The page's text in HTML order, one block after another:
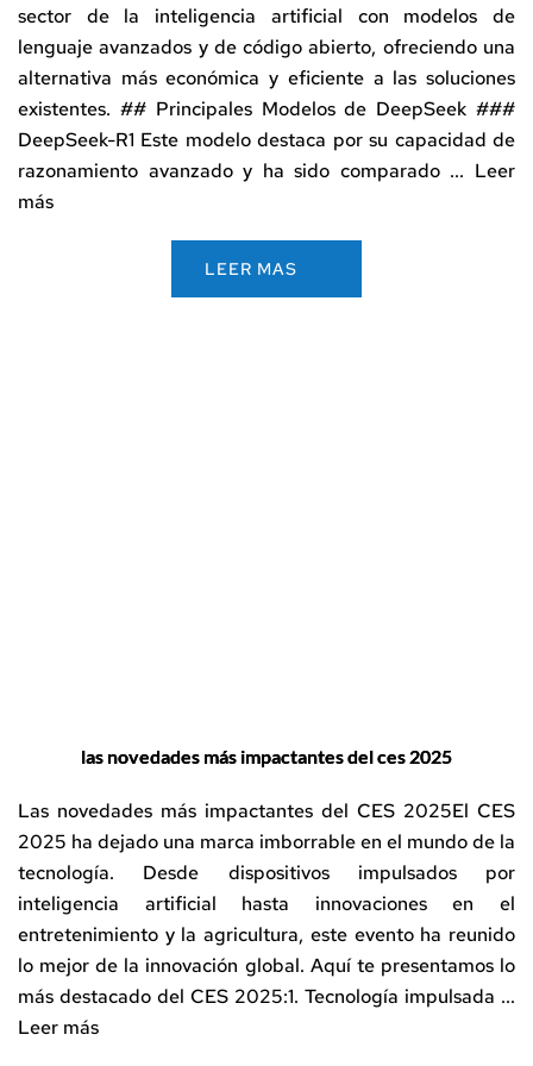
sector de la inteligencia artificial con modelos de
lenguaje avanzados y de código abierto, ofreciendo una
alternativa más económica y eficiente a las soluciones
existentes. ## Principales Modelos de DeepSeek ###
DeepSeek-R1 Este modelo destaca por su capacidad de
razonamiento avanzado y ha sido comparado ... Leer
más
LEER MAS
las novedades más impactantes del ces 2025
Las novedades más impactantes del CES 2025El CES
2025 ha dejado una marca imborrable en el mundo de la
tecnología. Desde dispositivos impulsados por
inteligencia artificial hasta innovaciones en el
entretenimiento y la agricultura, este evento ha reunido
lo mejor de la innovación global. Aquí te presentamos lo
más destacado del CES 2025:1. Tecnología impulsada ...
Leer más